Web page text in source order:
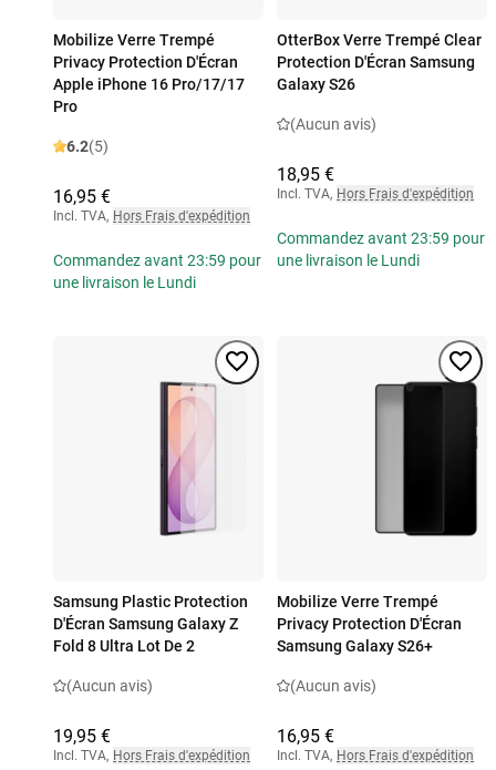
Mobilize Verre Trempé
Privacy Protection D'Écran
Apple iPhone 16 Pro/17/17
Pro
6.2(5)
16,95 €
Incl. TVA, Hors Frais d'expédition
Commandez avant 23:59 pour
une livraison le Lundi
OtterBox Verre Trempé Clear
Protection D'Écran Samsung
Galaxy S26
(Aucun avis)
18,95 €
Incl. TVA, Hors Frais d'expédition
Commandez avant 23:59 pour
une livraison le Lundi
Samsung Plastic Protection
D'Écran Samsung Galaxy Z
Fold 8 Ultra Lot De 2
(Aucun avis)
19,95 €
Incl. TVA, Hors Frais d'expédition
Mobilize Verre Trempé
Privacy Protection D'Écran
Samsung Galaxy S26+
(Aucun avis)
16,95 €
Incl. TVA, Hors Frais d'expédition